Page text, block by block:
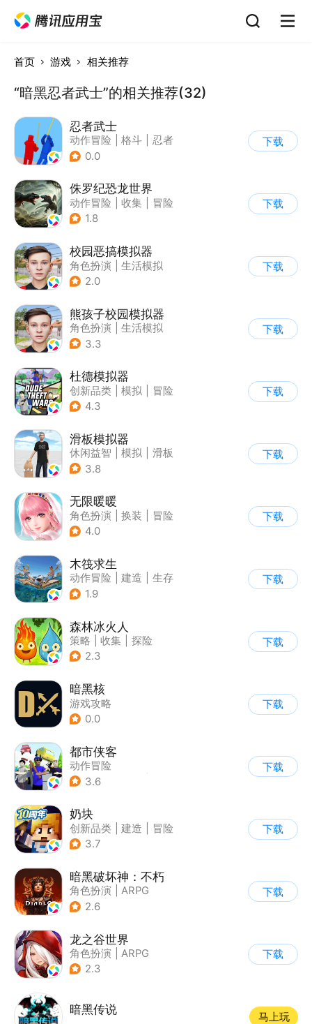
首页 游戏 相关推荐
“暗黑忍者武士”的相关推荐(32)
忍者武士
动作冒险 格斗
忍者
| Q版
0.0
下载
侏罗纪恐龙世界
动作冒险 收集
冒险
| 写实
1.8
下载
校园恶搞模拟器
角色扮演
生活模拟
| 写实
2.0
下载
熊孩子校园模拟器
角色扮演
生活模拟
| 写实
3.3
下载
杜德模拟器
创新品类 模拟
冒险
| 写实
4.3
下载
滑板模拟器
休闲益智 模拟
滑板
| 卡通
3.8
下载
无限暖暖
角色扮演 换装
冒险
| 开放世界
4.0
下载
木筏求生
动作冒险 建造
生存
| 写实
1.9
下载
森林冰火人
策略 收集
探险
| 儿童游戏
2.3
下载
暗黑核
游戏攻略
0.0
下载
都市侠客
动作冒险
| 第一人称射击
3.6
下载
奶块
创新品类 建造
冒险
| 开放世界
3.7
下载
暗黑破坏神：不朽
角色扮演
ARPG
| 奇幻
2.6
下载
龙之谷世界
角色扮演
ARPG
| 奇幻
2.3
下载
暗黑传说
马上玩